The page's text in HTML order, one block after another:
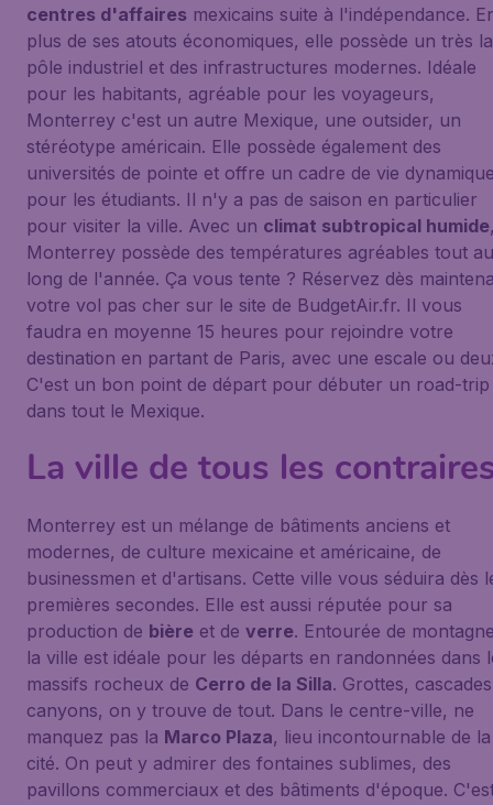
centres d'affaires mexicains suite à l'indépendance.
plus de ses atouts économiques, elle possède un très
pôle industriel et des infrastructures modernes. Idéale
pour les habitants, agréable pour les voyageurs,
Monterrey c'est un autre Mexique, une outsider, un
stéréotype américain. Elle possède également des
universités de pointe et offre un cadre de vie
pour les étudiants. Il n'y a pas de saison en particulier
pour visiter la ville. Avec un climat subtropical humide
Monterrey possède des températures agréables tout au
long de l'année. Ça vous tente ? Réservez dès
votre vol pas cher sur le site de BudgetAir.fr. Il vous
faudra en moyenne 15 heures pour rejoindre votre
destination en partant de Paris, avec une escale ou
C'est un bon point de départ pour débuter un road-trip
dans tout le Mexique.
La ville de tous les
Monterrey est un mélange de bâtiments anciens et
modernes, de culture mexicaine et américaine, de
businessmen et d'artisans. Cette ville vous séduira dès
premières secondes. Elle est aussi réputée pour sa
production de bière et de verre. Entourée de
la ville est idéale pour les départs en randonnées dans
massifs rocheux de Cerro de la Silla. Grottes,
canyons, on y trouve de tout. Dans le centre-ville, ne
manquez pas la Marco Plaza, lieu incontournable de la
cité. On peut y admirer des fontaines sublimes, des
pavillons commerciaux et des bâtiments d'époque.